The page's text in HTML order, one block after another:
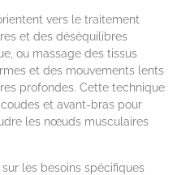
vers le traitement
et des déséquilibres
ou massage des tissus
et des mouvements lents
profondes. Cette technique
et avant-bras pour
les nœuds musculaires
les besoins spécifiques